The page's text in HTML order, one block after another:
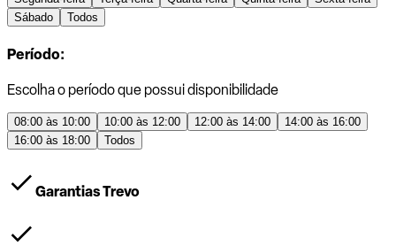
Sábado
Todos
Período:
Escolha o período que possui disponibilidade
08:00 às 10:00 10:00 às 12:00 12:00 às 14:00
14:00 às 16:00
16:00 às 18:00
Todos
Garantias Trevo